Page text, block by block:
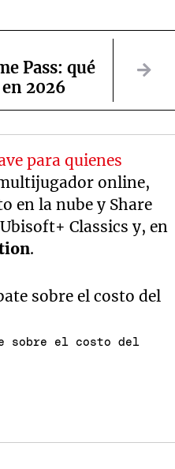
Pass: qué
2026
para quienes
online,
en la nube y Share
Classics y, en
.
sobre el costo del